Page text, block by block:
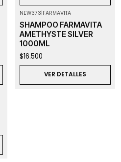
NEW373|FARMAVITA
SHAMPOO FARMAVITA
AMETHYSTE SILVER
1000ML
$16.500
VER DETALLES